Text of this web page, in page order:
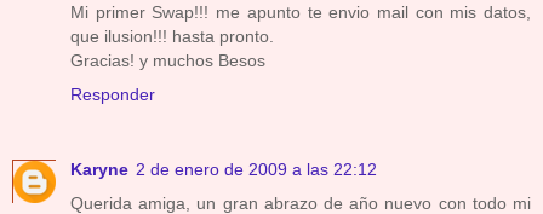
Mi primer Swap!!! me apunto te envio mail con mis datos,
que ilusion!!! hasta pronto.
Gracias! y muchos Besos
Responder
Karyne 2 de enero de 2009 a las 22:12
Querida amiga, un gran abrazo de año nuevo con todo mi